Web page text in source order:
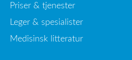
Priser & tjenester
Leger & spesialister
Medisinsk litteratur